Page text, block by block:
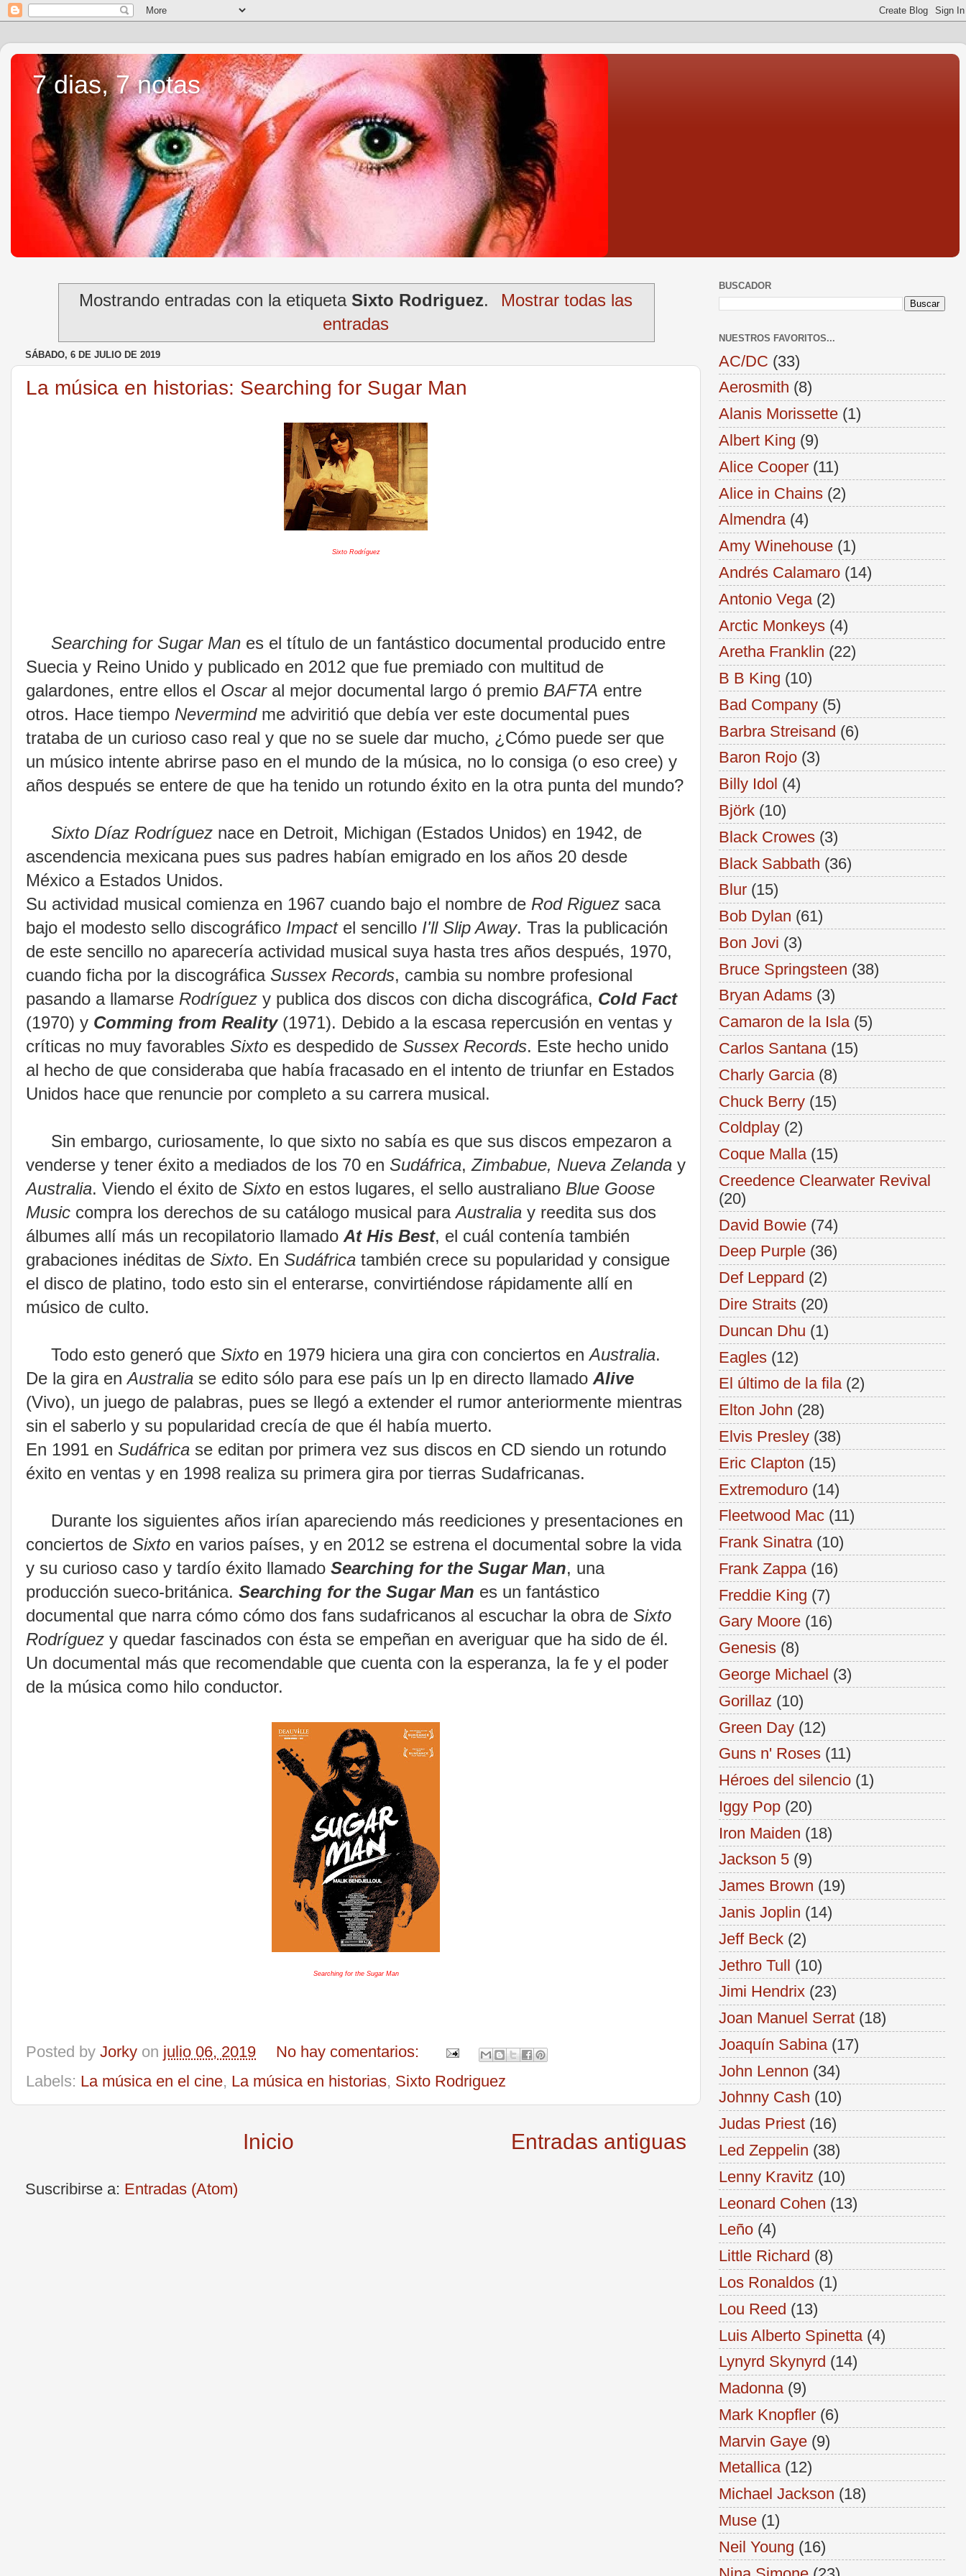
7 dias, 7 notas
Mostrando entradas con la etiqueta Sixto Rodriguez.
Mostrar todas las
entradas
SÁBADO, 6 DE JULIO DE 2019
La música en historias: Searching for Sugar Man
Sixto Rodríguez
Searching for Sugar Man es el título de un fantástico documental producido entre
Suecia y Reino Unido y publicado en 2012 que fue premiado con multitud de
galardones, entre ellos el Oscaral mejor documental largo ó premio BAFTA entre
otros. Hace tiempo Nevermindme adviritió que debía ver este documental pues
trataba de un curioso caso real y que no se suele dar mucho, ¿Cómo puede ser que
un músico intente abrirse paso en el mundo de la música, no lo consiga (o eso cree) y
años después se entere de que ha tenido un rotundo éxito en la otra punta del mundo?
Sixto Díaz Rodríguez nace en Detroit, Michigan (Estados Unidos) en 1942, de
ascendencia mexicana pues sus padres habían emigrado en los años 20 desde
México a Estados Unidos.
Su actividad musical comienza en 1967 cuando bajo el nombre de Rod Riguez saca
bajo el modesto sello discográfico Impactel sencillo I'll Slip Away. Tras la publicación
de este sencillo no aparecería actividad musical suya hasta tres años después, 1970,
cuando ficha por la discográfica Sussex Records, cambia su nombre profesional
pasando a llamarse Rodríguez y publica dos discos con dicha discográfica, Cold Fact
(1970) y Comming from Reality(1971). Debido a la escasa repercusión en ventas y
críticas no muy favorables Sixto es despedido de Sussex Records. Este hecho unido
al hecho de que consideraba que había fracasado en el intento de triunfar en Estados
Unidos hace que renuncie por completo a su carrera musical.
Sin embargo, curiosamente, lo que sixto no sabía es que sus discos empezaron a
venderse y tener éxito a mediados de los 70 en Sudáfrica,Zimbabue, Nueva Zelanda y
Australia. Viendo el éxito de Sixto en estos lugares, el sello australiano Blue Goose
Music compra los derechos de su catálogo musical paraAustralia y reedita sus dos
álbumes allí más un recopilatorio llamado At His Best, el cuál contenía también
grabaciones inéditas de Sixto. En Sudáfrica también crece su popularidad y consigue
el disco de platino, todo esto sin el enterarse, convirtiéndose rápidamente allí en
músico de culto.
Todo esto generó que Sixto en 1979 hiciera una gira con conciertos enAustralia.
De la gira enAustralia se edito sólo para ese país un lp en directo llamado Alive
(Vivo), un juego de palabras, pues se llegó a extender el rumor anteriormente mientras
sin el saberlo y su popularidad crecía de que él había muerto.
En 1991 en Sudáfrica se editan por primera vez sus discos en CD siendo un rotundo
éxito en ventas y en 1998 realiza su primera gira por tierras Sudafricanas.
Durante los siguientes años irían apareciendo más reediciones y presentaciones en
conciertos de Sixto en varios países, y en 2012 se estrena el documental sobre la vida
y su curioso caso y tardío éxito llamado Searching for the Sugar Man, una
producción sueco-británica. Searching for the Sugar Man es un fantástico
documental que narra cómo cómo dos fans sudafricanos al escuchar la obra de Sixto
Rodríguez y quedar fascinados con ésta se empeñan en averiguar que ha sido de él.
Un documental más que recomendable que cuenta con la esperanza, la fe y el poder
de la música como hilo conductor.
Searching for the Sugar Man
Posted by Jorky on julio 06, 2019
No hay comentarios:
Labels: La música en el cine, La música en historias, Sixto Rodriguez
Entradas antiguas
Inicio
Suscribirse a: Entradas (Atom)
BUSCADOR
NUESTROS FAVORITOS...
AC/DC (33)
Aerosmith (8)
Alanis Morissette (1)
Albert King (9)
Alice Cooper (11)
Alice in Chains (2)
Almendra (4)
Amy Winehouse (1)
Andrés Calamaro (14)
Antonio Vega (2)
Arctic Monkeys (4)
Aretha Franklin (22)
B B King (10)
Bad Company (5)
Barbra Streisand (6)
Baron Rojo (3)
Billy Idol (4)
Björk (10)
Black Crowes (3)
Black Sabbath (36)
Blur (15)
Bob Dylan (61)
Bon Jovi (3)
Bruce Springsteen (38)
Bryan Adams (3)
Camaron de la Isla (5)
Carlos Santana (15)
Charly Garcia (8)
Chuck Berry (15)
Coldplay (2)
Coque Malla (15)
Creedence Clearwater Revival
(20)
David Bowie (74)
Deep Purple (36)
Def Leppard (2)
Dire Straits (20)
Duncan Dhu (1)
Eagles (12)
El último de la fila (2)
Elton John (28)
Elvis Presley (38)
Eric Clapton (15)
Extremoduro (14)
Fleetwood Mac (11)
Frank Sinatra (10)
Frank Zappa (16)
Freddie King (7)
Gary Moore (16)
Genesis (8)
George Michael (3)
Gorillaz (10)
Green Day (12)
Guns n' Roses (11)
Héroes del silencio (1)
Iggy Pop (20)
Iron Maiden (18)
Jackson 5 (9)
James Brown (19)
Janis Joplin (14)
Jeff Beck (2)
Jethro Tull (10)
Jimi Hendrix (23)
Joan Manuel Serrat (18)
Joaquín Sabina (17)
John Lennon (34)
Johnny Cash (10)
Judas Priest (16)
Led Zeppelin (38)
Lenny Kravitz (10)
Leonard Cohen (13)
Leño (4)
Little Richard (8)
Los Ronaldos (1)
Lou Reed (13)
Luis Alberto Spinetta (4)
Lynyrd Skynyrd (14)
Madonna (9)
Mark Knopfler (6)
Marvin Gaye (9)
Metallica (12)
Michael Jackson (18)
Muse (1)
Neil Young (16)